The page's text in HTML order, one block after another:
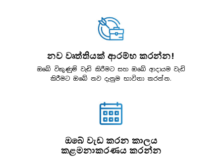
නව වෘත්තියක් ආරම්භ කරන්න!
ඔබේ විකුණුම් වැඩි කිරීමට සහ ඔබේ ආදායම වැඩි
කිරීමට ඔබේ නව දැනුම භාවිතා කරන්න.
ඔබේ වැඩ කරන කාලය
කළමනාකරණය කරන්න